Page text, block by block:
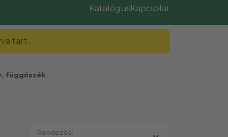
KatalógusKapcsolat
tart.
függőszék
Rendezés: